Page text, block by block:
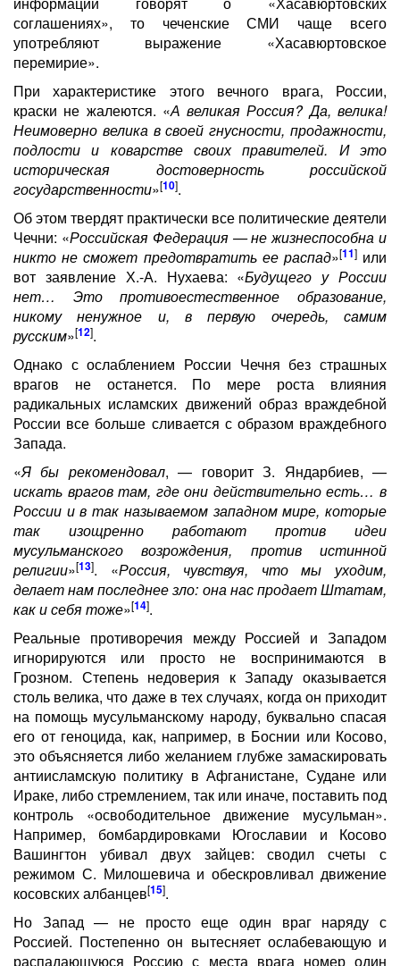
соглашениях», то чеченские СМИ чаще всего
употребляют выражение «Хасавюртовское
перемирие».
При характеристике этого вечного врага, России,
краски не жалеются. «А великая Россия? Да, велика!
Неимоверно велика в своей гнусности, продажности,
подлости и коварстве своих правителей. И это
историческая достоверность российской
государственности»[10].
Об этом твердят практически все политические деятели
Чечни: «Российская Федерация — не жизнеспособна и
никто не сможет предотвратить ее распад»[11]или
вот заявление Х.-А. Нухаева: «Будущего у России
нет… Это противоестественное образование,
никому ненужное и, в первую очередь, самим
русским»[12].
Однако с ослаблением России Чечня без страшных
врагов не останется. По мере роста влияния
радикальных исламских движений образ враждебной
России все больше сливается с образом враждебного
Запада.
«Я бы рекомендовал, — говорит З. Яндарбиев, —
искать врагов там, где они действительно есть… в
России и в так называемом западном мире, которые
так изощренно работают против идеи
мусульманского возрождения, против истинной
религии»[13]. «Россия, чувствуя, что мы уходим,
делает нам последнее зло: она нас продает Штатам,
как и себя тоже»[14].
Реальные противоречия между Россией и Западом
игнорируются или просто не воспринимаются в
Грозном. Степень недоверия к Западу оказывается
столь велика, что даже в тех случаях, когда он приходит
на помощь мусульманскому народу, буквально спасая
его от геноцида, как, например, в Боснии или Косово,
это объясняется либо желанием глубже замаскировать
антиисламскую политику в Афганистане, Судане или
Ираке, либо стремлением, так или иначе, поставить под
контроль «освободительное движение мусульман».
Например, бомбардировками Югославии и Косово
Вашингтон убивал двух зайцев: сводил счеты с
режимом С. Милошевича и обескровливал движение
косовских албанцев[15].
Но Запад — не просто еще один враг наряду с
Россией. Постепенно он вытесняет ослабевающую и
распадающуюся Россию с места врага номер один